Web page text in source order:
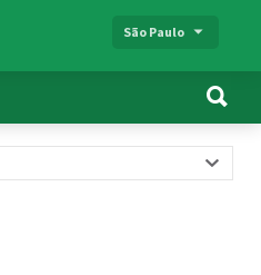
São Paulo